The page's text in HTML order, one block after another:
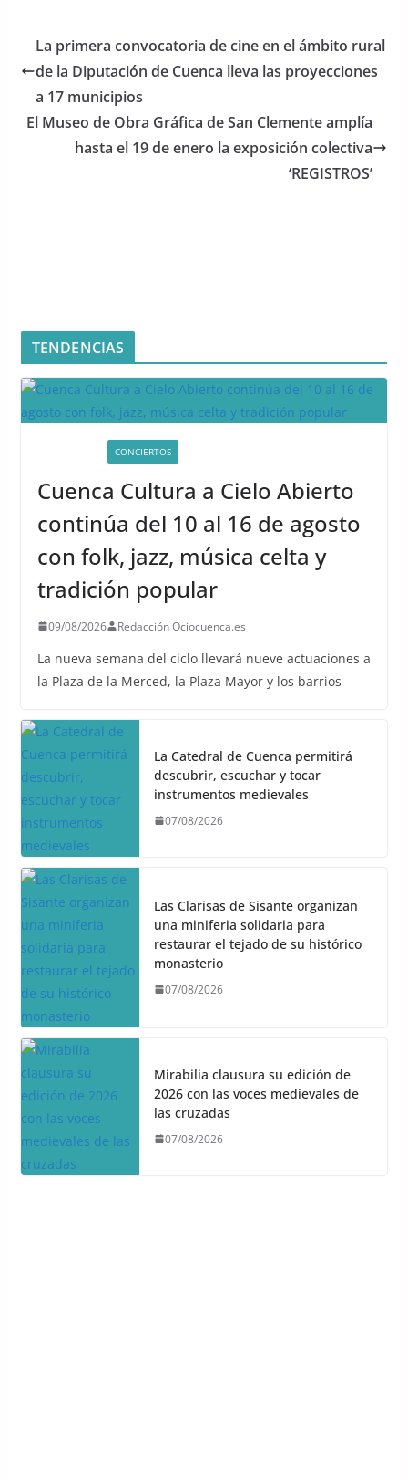
e
b
o
o
k
er s
A
p
La primera convocatoria de cine en el ámbito rural
de la Diputación de Cuenca lleva las proyecciones
a 17 municipios
El Museo de Obra Gráfica de San Clemente amplía
hasta el 19 de enero la exposición colectiva
‘REGISTROS’
TENDENCIAS
CONCIERTOS
Cuenca Cultura a Cielo Abierto
continúa del 10 al 16 de agosto
con folk, jazz, música celta y
tradición popular
09/08/2026 Redacción Ociocuenca.es
La nueva semana del ciclo llevará nueve actuaciones a
la Plaza de la Merced, la Plaza Mayor y los barrios
La Catedral de Cuenca permitirá
descubrir, escuchar y tocar
instrumentos medievales
07/08/2026
Las Clarisas de Sisante organizan
una miniferia solidaria para
restaurar el tejado de su histórico
monasterio
07/08/2026
Mirabilia clausura su edición de
2026 con las voces medievales de
las cruzadas
07/08/2026